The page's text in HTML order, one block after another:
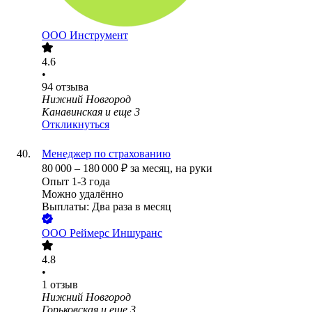
ООО Инструмент
4.6
•
94 отзыва
Нижний Новгород
Канавинская и еще 3
Откликнуться
Менеджер по страхованию
80 000 – 180 000 ₽ за месяц, на руки
Опыт 1-3 года
Можно удалённо
Выплаты: Два раза в месяц
ООО Реймерс Иншуранс
4.8
•
1 отзыв
Нижний Новгород